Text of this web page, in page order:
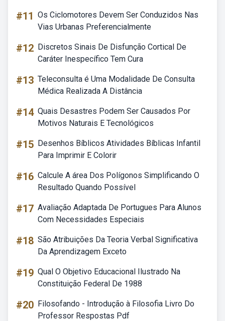
#11 Os Ciclomotores Devem Ser Conduzidos Nas
Vias Urbanas Preferencialmente
#12 Discretos Sinais De Disfunção Cortical De
Caráter Inespecífico Tem Cura
#13 Teleconsulta é Uma Modalidade De Consulta
Médica Realizada A Distância
#14 Quais Desastres Podem Ser Causados Por
Motivos Naturais E Tecnológicos
#15 Desenhos Bíblicos Atividades Bíblicas Infantil
Para Imprimir E Colorir
#16 Calcule A área Dos Polígonos Simplificando O
Resultado Quando Possível
#17 Avaliação Adaptada De Portugues Para Alunos
Com Necessidades Especiais
#18 São Atribuições Da Teoria Verbal Significativa
Da Aprendizagem Exceto
#19 Qual O Objetivo Educacional Ilustrado Na
Constituição Federal De 1988
#20 Filosofando - Introdução à Filosofia Livro Do
Professor Respostas Pdf